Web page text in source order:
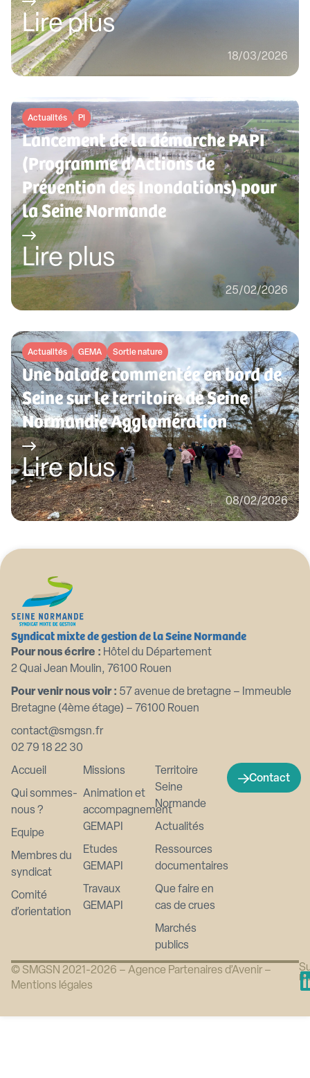
Lire plus
18/03/2026
Actualités PI
Lancement de la démarche PAPI
(Programme d’Actions de
Prévention des Inondations) pour
la Seine Normande
Lire plus
25/02/2026
Actualités GEMA Sortie nature
Une balade commentée en bord de
Seine sur le territoire de Seine
Normandie Agglomération
Lire plus
08/02/2026
Syndicat mixte de gestion de la Seine Normande
Pour nous écrire : Hôtel du Département
2 Quai Jean Moulin, 76100 Rouen
Pour venir nous voir : 57 avenue de bretagne – Immeuble
Bretagne (4ème étage) – 76100 Rouen
contact@smgsn.fr
02 79 18 22 30
Accueil
Qui sommes-
nous ?
Equipe
Membres du
syndicat
Comité
d’orientation
Missions
Animation et
accompagnement
GEMAPI
Etudes
GEMAPI
Travaux
GEMAPI
Territoire
Seine
Normande
Actualités
Ressources
documentaires
Que faire en
cas de crues
Marchés
publics
Contact
© SMGSN 2021-2026 – Agence Partenaires d’Avenir –
Mentions légales